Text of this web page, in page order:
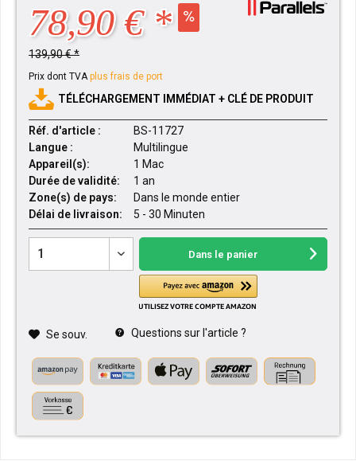
78,90 € *
139,90 € *
Prix dont TVAplus frais de port
TÉLÉCHARGEMENT IMMÉDIAT + CLÉ DE PRODUIT
Réf. d'article :
BS-11727
Langue :
Multilingue
Appareil(s):
1 Mac
Durée de validité:
1 an
Zone(s) de pays:
Dans le monde entier
Délai de livraison:
5 - 30 Minuten
Dans le panier
Se souv. Questions sur l'article ?